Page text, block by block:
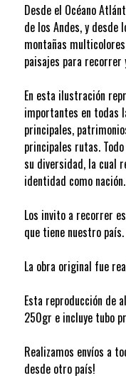
Desde el Océano
de los Andes, y
montañas
paisajes para recorrer
En esta ilustración
importantes en todas
principales,
principales rutas.
su diversidad, la cual
identidad como nación.
Los invito a recorrer
que tiene nuestro país.
La obra original fue
Esta reproducción de
250gr e incluye tubo
Realizamos envíos a
desde otro país!